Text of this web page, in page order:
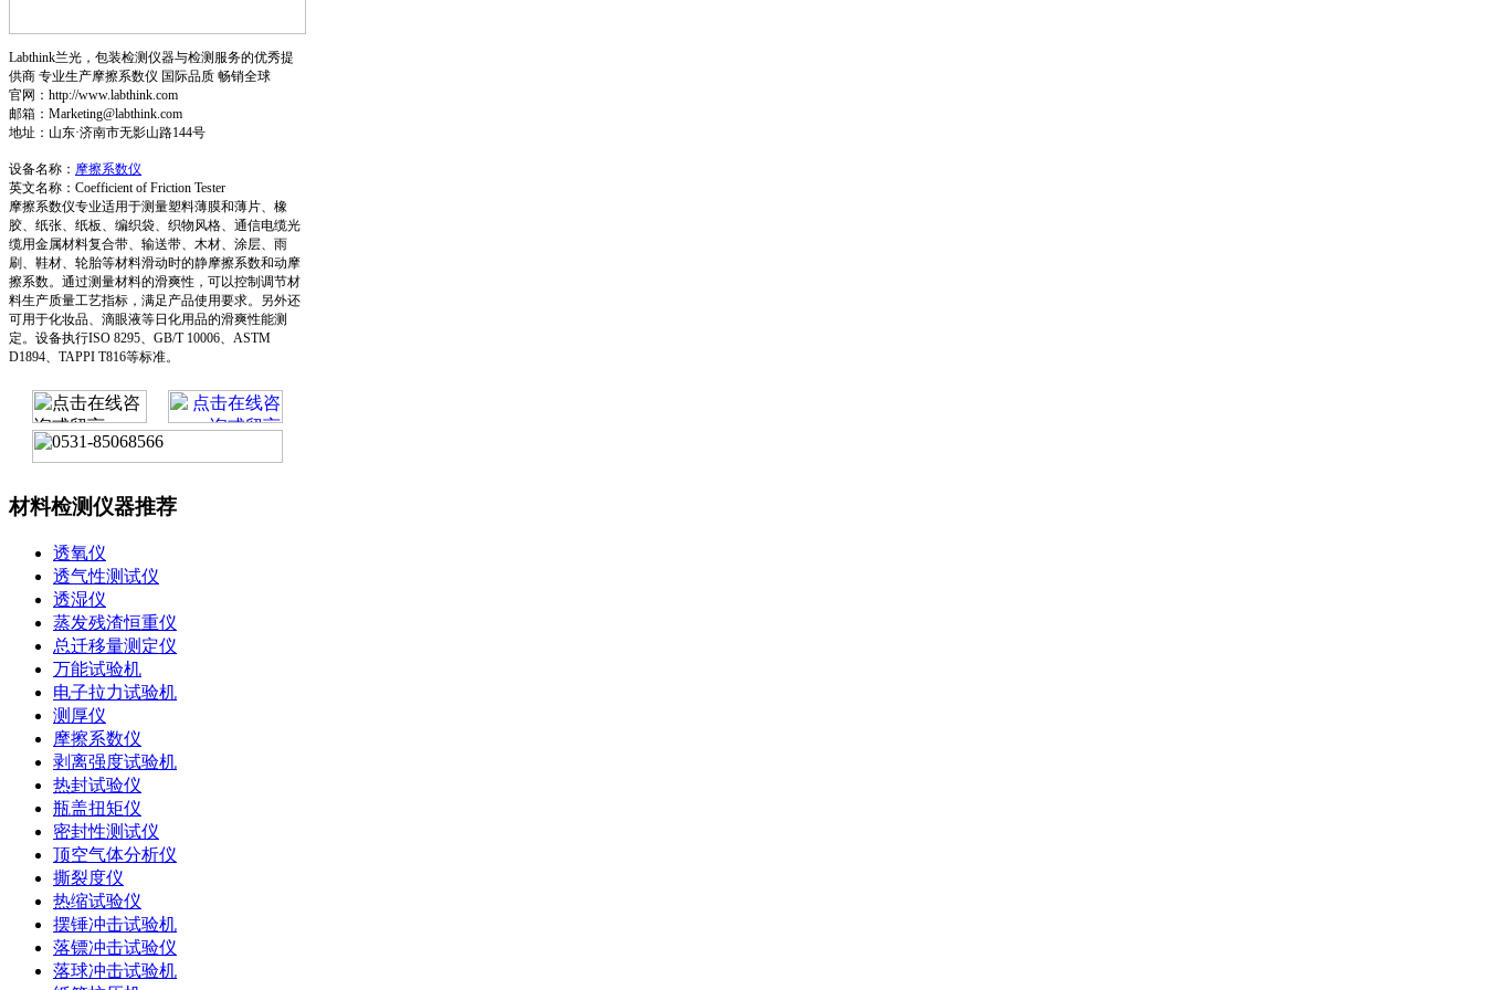
Labthink兰光，包装检测仪器与检测服务的优秀提
供商 专业生产摩擦系数仪 国际品质 畅销全球
官网：http://www.labthink.com
邮箱：Marketing@labthink.com
地址：山东·济南市无影山路144号
设备名称： 摩擦系数仪
英文名称：Coefficient of Friction Tester
摩擦系数仪专业适用于测量塑料薄膜和薄片、橡
胶、纸张、纸板、编织袋、织物风格、通信电缆光
缆用金属材料复合带、输送带、木材、涂层、雨
刷、鞋材、轮胎等材料滑动时的静摩擦系数和动摩
擦系数。通过测量材料的滑爽性，可以控制调节材
料生产质量工艺指标，满足产品使用要求。另外还
可用于化妆品、滴眼液等日化用品的滑爽性能测
定。设备执行ISO 8295、GB/T 10006、ASTM
D1894、TAPPI T816等标准。
材料检测仪器推荐
透氧仪
透气性测试仪
透湿仪
蒸发残渣恒重仪
总迁移量测定仪
万能试验机
电子拉力试验机
测厚仪
摩擦系数仪
剥离强度试验机
热封试验仪
瓶盖扭矩仪
密封性测试仪
顶空气体分析仪
撕裂度仪
热缩试验仪
摆锤冲击试验机
落镖冲击试验仪
落球冲击试验机